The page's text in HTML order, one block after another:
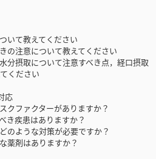
いて教えてください
注意について教えてください
摂取について注意すべき点，経口摂取
ください
応
ファクターがありますか？
疾患はありますか？
ような対策が必要ですか？
薬剤はありますか？